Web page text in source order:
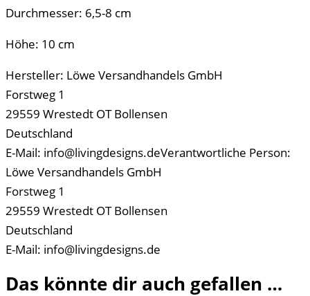
Durchmesser: 6,5-8 cm
Höhe: 10 cm
Hersteller: Löwe Versandhandels GmbH
Forstweg 1
29559 Wrestedt OT Bollensen
Deutschland
E-Mail: info@livingdesigns.deVerantwortliche Person:
Löwe Versandhandels GmbH
Forstweg 1
29559 Wrestedt OT Bollensen
Deutschland
E-Mail: info@livingdesigns.de
Das könnte dir auch gefallen …